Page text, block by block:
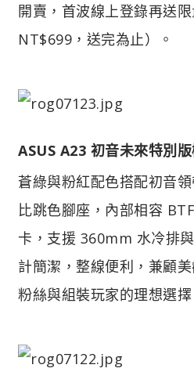
開賣，首波線上登錄再送
NT$699，送完為止）。
ASUS A23 初音未來特別
蒼綠與粉紅配色搭配初音
比跳色腳座，內部相容
卡，支援 360mm 水冷排
計簡潔，整線便利，兼顧
粉絲與組裝玩家的理想選擇